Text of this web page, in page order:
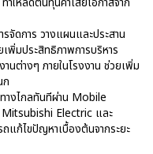
รจัดการ วางแผนและประสาน
พิ่มประสิทธิภาพการบริหาร
นต่างๆ ภายในโรงงาน ช่วยเพิ่ม
ก
างไกลทันทีผ่าน Mobile
Electric และ
แก้ไขปัญหาเบื้องต้นจากระยะ